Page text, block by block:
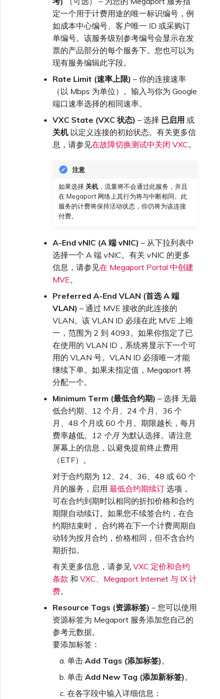
定一个用于计费用途的唯一标识编号，例
如成本中心编号、客户唯一 ID 或采购订
单编号。该服务级别参考编号会显示在发
票的产品部分的每个服务下。您也可以为
现有服务编辑此字段。
Rate Limit (速率上限) – 你的连接速率
（以 Mbps 为单位）。输入与你为 Google
端口速率选择的相同速率。
VXC State (VXC 状态) – 选择 已启用 或
关机以定义连接的初始状态。有关更多信
息，请参见在故障切换测试中关闭 VXC。
注意
如果选择 关机，流量将不会通过此服务，并且
在 Megaport 网络上其行为将与中断相同。此
服务的计费将保持活动状态，你仍将为该连接
付费。
A-End vNIC (A 端 vNIC) – 从下拉列表中
选择一个 A 端 vNIC。有关 vNIC 的更多
信息，请参见在 Megaport Portal 中创建
MVE。
Preferred A-End VLAN (首选 A 端
VLAN) – 通过 MVE 接收的此连接的
VLAN。该 VLAN ID 必须在此 MVE 上唯
一，范围为 2 到 4093。如果你指定了已
在使用的 VLAN ID，系统将显示下一个可
用的 VLAN 号。VLAN ID 必须唯一才能
继续下单。如果未指定值，Megaport 将
分配一个。
Minimum Term (最低合约期) – 选择 无最
低合约期、12 个月、24 个月、36 个
月、48 个月或 60 个月。期限越长，每月
费率越低。 12 个月 为默认选择。请注意
屏幕上的信息，以避免提前终止费用
（ETF）。
对于合约期为 12、24、36、48 或 60 个
月的服务，启用 最低合约期续订 选项，
可在合约到期时以相同的折扣价格和合约
期限自动续订。如果您不续签合约，在合
约期结束时， 合约将在下一个计费周期自
动转为按月合约，价格相同，但不含合约
期折扣。
有关更多信息，请参见 VXC 定价和合约
条款 和 VXC、Megaport Internet 与 IX 计
费。
Resource Tags (资源标签) – 您可以使用
资源标签为 Megaport 服务添加您自己的
参考元数据。
要添加标签：
单击 Add Tags (添加标签)。
单击 Add New Tag (添加新标签)。
在各字段中输入详细信息：